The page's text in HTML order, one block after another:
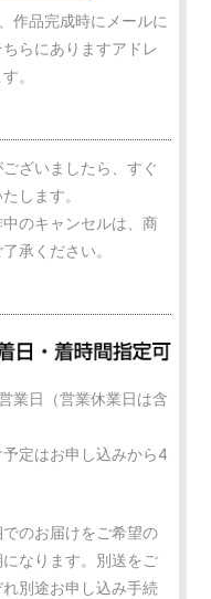
作品完成時にメールに
らにありますアドレ
。
ざいましたら、すぐ
します。
のキャンセルは、商
承ください。
業日（営業休業日は含
定はお申し込みから4
のお届けをご希望の
なります。別送をご
別途お申し込み手続